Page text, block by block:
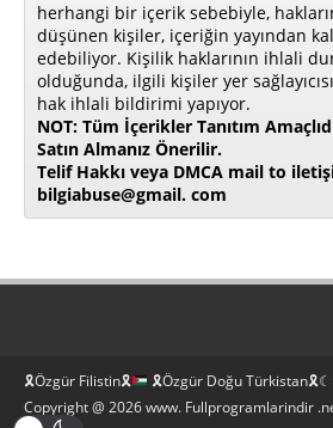
herhangi bir içerik sebebiyle,
düşünen kişiler, içeriğin yayından
edebiliyor. Kişilik haklarının ihlali
olduğunda, ilgili kişiler yer
hak ihlali bildirimi yapıyor.
NOT: Tüm İçerikler Tanıtım
Satın Almanız Önerilir.
Telif Hakkı veya DMCA mail to
bilgiabuse@gmail. com
🎗Özgür Filistin🎗
🎗Özgür Doğu
Copyright @ 2026 www. Fullprogramlarindir